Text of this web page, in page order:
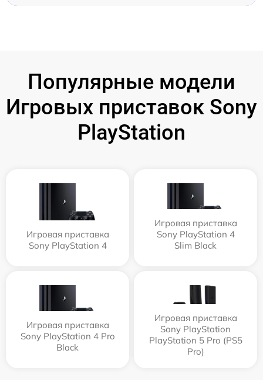
Популярные модели
Игровых приставок Sony
PlayStation
Игровая приставка
Sony PlayStation 4
Игровая приставка
Sony PlayStation 4
Slim Black
Игровая приставка
Sony PlayStation 4 Pro
Black
Игровая приставка
Sony PlayStation
PlayStation 5 Pro (PS5
Pro)